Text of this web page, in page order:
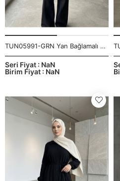
TUN05991-GRN Yan Bağlamalı Çilek Tunik-Gri
Birim Fiyat : NaN
Seri Fiyat : NaN